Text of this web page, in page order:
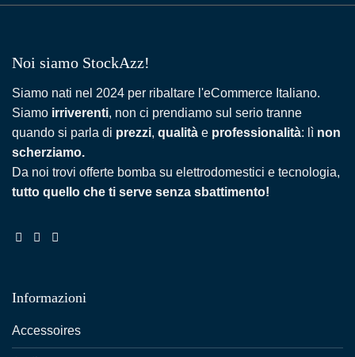
Noi siamo StockAzz!
Siamo nati nel 2024 per ribaltare l'eCommerce Italiano.
Siamo irriverenti, non ci prendiamo sul serio tranne
quando si parla di prezzi, qualità e professionalità: lì non
scherziamo.
Da noi trovi offerte bomba su elettrodomestici e tecnologia,
tutto quello che ti serve senza sbattimento!
Informazioni
Accessoires